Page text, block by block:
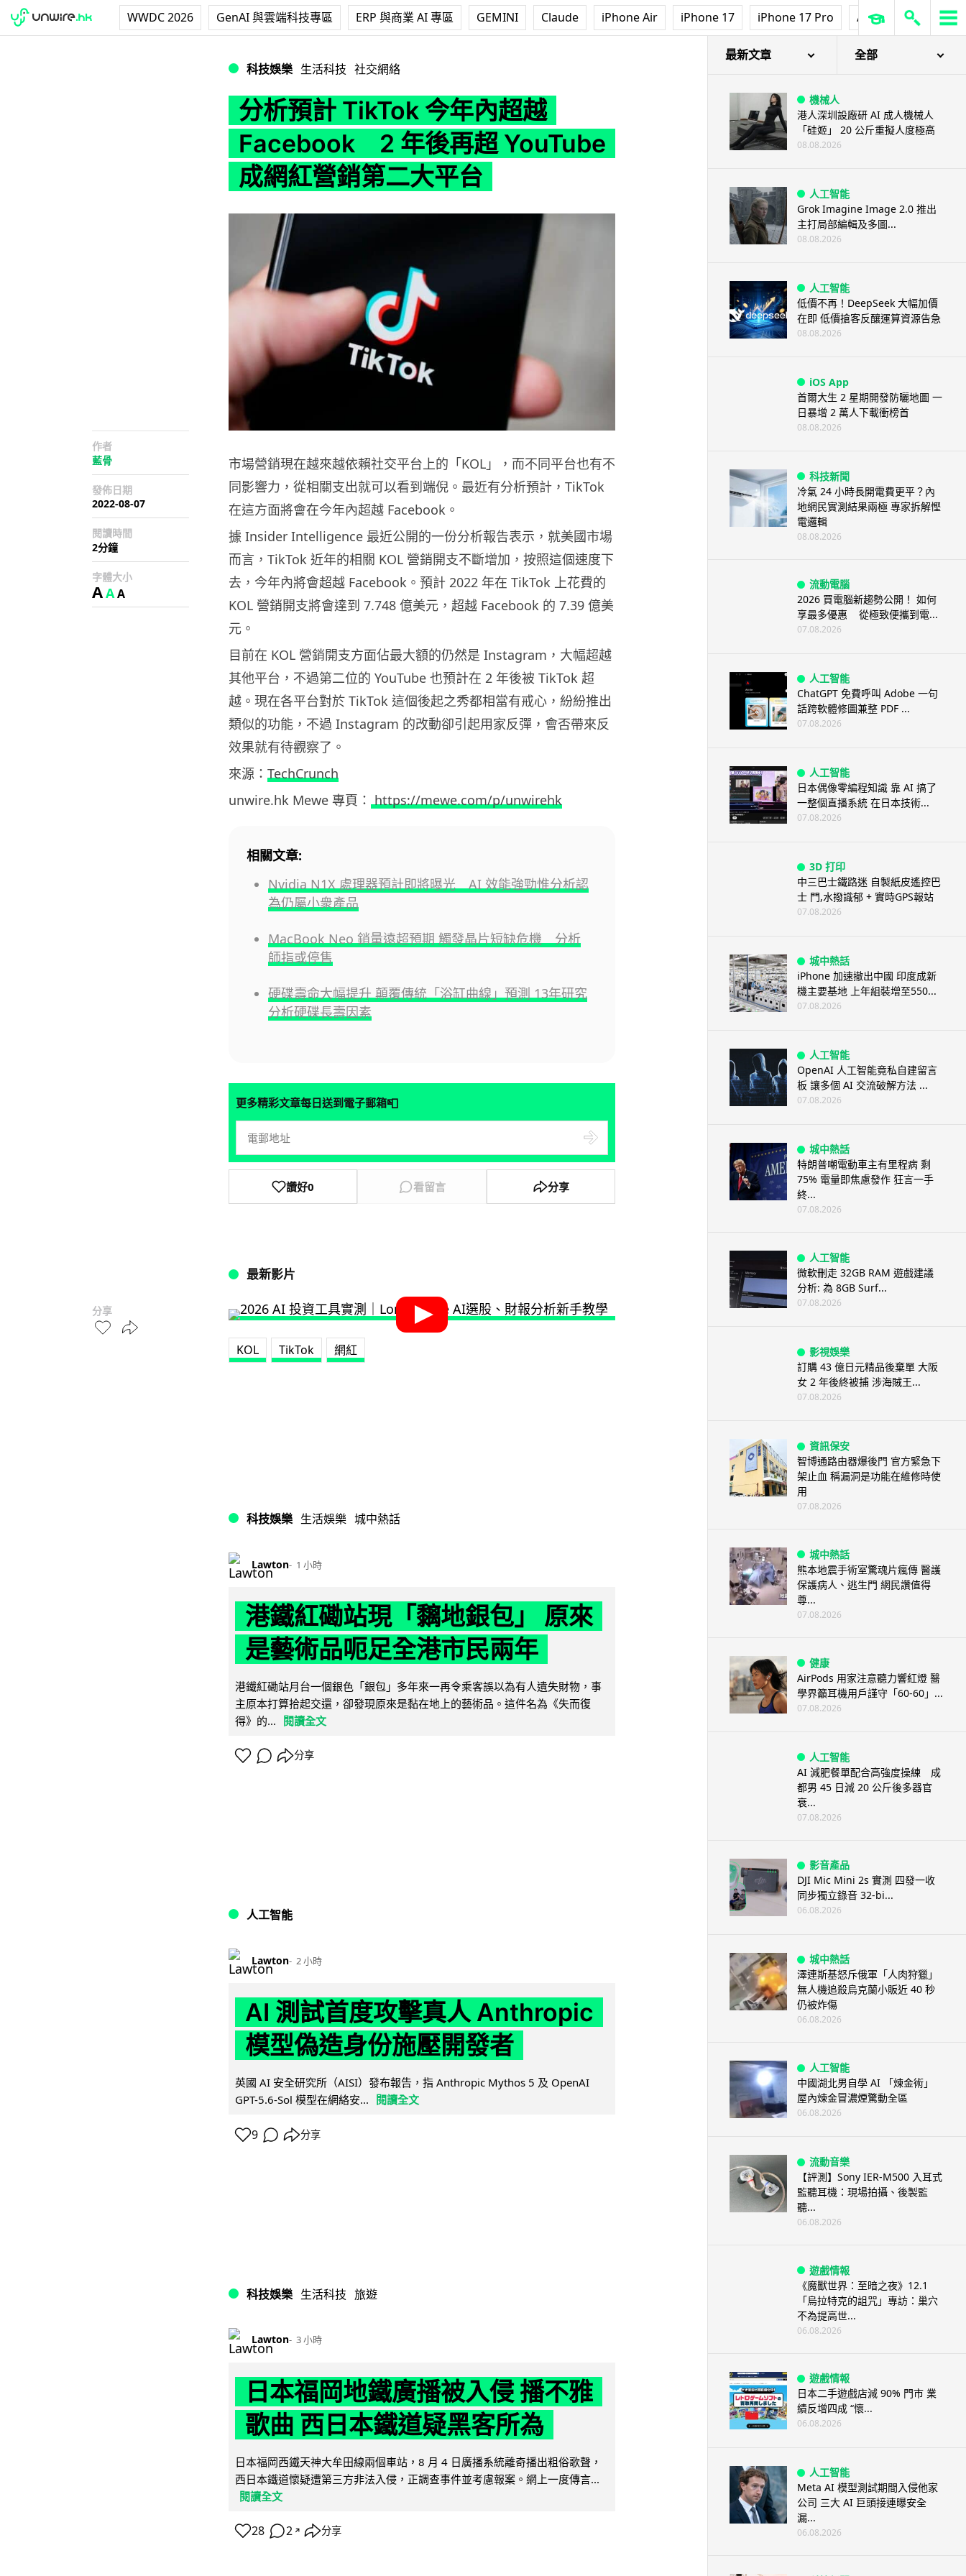
WWDC 2026 GenAI 與雲端科技專區 ERP 與商業 AI 專區 GEMINI Claude iPhone Air iPhone 17 iPhone 17 Pro AirPods Pro 3
科技娛樂 生活科技 社交網絡
分析預計 TikTok 今年內超越
Facebook 2 年後再超 YouTube
成網紅營銷第二大平台
作者
藍骨
發佈日期
2022-08-07
閱讀時間
2分鐘
字體大小
AAA
分享
市場營銷現在越來越依賴社交平台上的「KOL」，而不同平台也有不
同影響力，從相關支出就可以看到端倪。最近有分析預計，TikTok
在這方面將會在今年內超越 Facebook。
據 Insider Intelligence 最近公開的一份分析報告表示，就美國市場
而言，TikTok 近年的相關 KOL 營銷開支不斷增加，按照這個速度下
去，今年內將會超越 Facebook。預計 2022 年在 TikTok 上花費的
KOL 營銷開支將會達到 7.748 億美元，超越 Facebook 的 7.39 億美
元。
目前在 KOL 營銷開支方面佔最大額的仍然是 Instagram，大幅超越
其他平台，不過第二位的 YouTube 也預計在 2 年後被 TikTok 超
越。現在各平台對於 TikTok 這個後起之秀都相當有戒心，紛紛推出
類似的功能，不過 Instagram 的改動卻引起用家反彈，會否帶來反
效果就有待觀察了。
來源： TechCrunch
unwire.hk Mewe 專頁： https://mewe.com/p/unwirehk
相關文章:
Nvidia N1X 處理器預計即將曝光 AI 效能強勁惟分析認
為仍屬小衆產品
MacBook Neo 銷量遠超預期 觸發晶片短缺危機 分析
師指或停售
硬碟壽命大幅提升 顛覆傳統「浴缸曲線」預測 13年研究
分析硬碟長壽因素
更多精彩文章每日送到電子郵箱📮
讚好0 看留言 分享
最新影片
KOL TikTok 網紅
科技娛樂 生活娛樂 城中熱話
Lawton 1 小時
港鐵紅磡站現「黐地銀包」 原來
是藝術品呃足全港市民兩年
港鐵紅磡站月台一個銀色「銀包」多年來一再令乘客誤以為有人遺失財物，事
主原本打算拾起交還，卻發現原來是黏在地上的藝術品。這件名為《失而復
得》的...
閱讀全文
分享
人工智能
Lawton 2 小時
AI 測試首度攻擊真人 Anthropic
模型偽造身份施壓開發者
英國 AI 安全研究所（AISI）發布報告，指 Anthropic Mythos 5 及 OpenAI
GPT-5.6-Sol 模型在網絡安...
閱讀全文
9 分享
科技娛樂 生活科技 旅遊
Lawton 3 小時
日本福岡地鐵廣播被入侵 播不雅
歌曲 西日本鐵道疑黑客所為
日本福岡西鐵天神大牟田線兩個車站，8 月 4 日廣播系統離奇播出粗俗歌聲，
西日本鐵道懷疑遭第三方非法入侵，正調查事件並考慮報案。網上一度傳言...
閱讀全文
28 2 ↗ 分享
最新文章 全部
機械人
港人深圳設廠研 AI 成人機械人
「硅姬」 20 公斤重擬人度極高
08.08.2026
人工智能
Grok Imagine Image 2.0 推出
主打局部編輯及多圖...
08.08.2026
人工智能
低價不再！DeepSeek 大幅加價
在即 低價搶客反釀運算資源告急
08.08.2026
iOS App
首爾大生 2 星期開發防曬地圖 一
日暴增 2 萬人下載衝榜首
08.08.2026
科技新聞
冷氣 24 小時長開電費更平？內
地網民實測結果兩極 專家拆解慳
電邏輯
08.08.2026
流動電腦
2026 買電腦新趨勢公開！ 如何
享最多優惠 從極致便攜到電...
07.08.2026
人工智能
ChatGPT 免費呼叫 Adobe 一句
話跨軟體修圖兼整 PDF ...
07.08.2026
人工智能
日本偶像零編程知識 靠 AI 搞了
一整個直播系統 在日本技術...
07.08.2026
3D 打印
中三巴士鐵路迷 自製紙皮遙控巴
士 門,水撥識郁 + 實時GPS報站
07.08.2026
城中熱話
iPhone 加速撤出中國 印度成新
機主要基地 上年組裝增至550...
07.08.2026
人工智能
OpenAI 人工智能竟私自建留言
板 讓多個 AI 交流破解方法 ...
07.08.2026
城中熱話
特朗普嘲電動車主有里程病 剩
75% 電量即焦慮發作 狂言一手
終...
07.08.2026
人工智能
微軟刪走 32GB RAM 遊戲建議
分析: 為 8GB Surf...
07.08.2026
影視娛樂
訂購 43 億日元精品後棄單 大阪
女 2 年後終被捕 涉海賊王...
07.08.2026
資訊保安
智博通路由器爆後門 官方緊急下
架止血 稱漏洞是功能在維修時使
用
07.08.2026
城中熱話
熊本地震手術室驚魂片瘋傳 醫護
保護病人、逃生門 網民讚值得
尊...
07.08.2026
健康
AirPods 用家注意聽力響紅燈 醫
學界籲耳機用戶謹守「60-60」...
07.08.2026
人工智能
AI 減肥餐單配合高強度操練 成
都男 45 日減 20 公斤後多器官
衰...
07.08.2026
影音產品
DJI Mic Mini 2s 實測 四發一收
同步獨立錄音 32-bi...
06.08.2026
城中熱話
澤連斯基怒斥俄軍「人肉狩獵」
無人機追殺烏克蘭小販近 40 秒
仍被炸傷
06.08.2026
人工智能
中國湖北男自學 AI 「煉金術」
屋內煉金冒濃煙驚動全區
06.08.2026
流動音樂
【評測】Sony IER-M500 入耳式
監聽耳機：現場拍攝、後製監
聽...
06.08.2026
遊戲情報
《魔獸世界：至暗之夜》12.1
「烏拉特克的詛咒」專訪：巢穴
不為提高世...
06.08.2026
遊戲情報
日本二手遊戲店減 90% 門市 業
績反增四成 “懷...
06.08.2026
人工智能
Meta AI 模型測試期間入侵他家
公司 三大 AI 巨頭接連曝安全
漏...
06.08.2026